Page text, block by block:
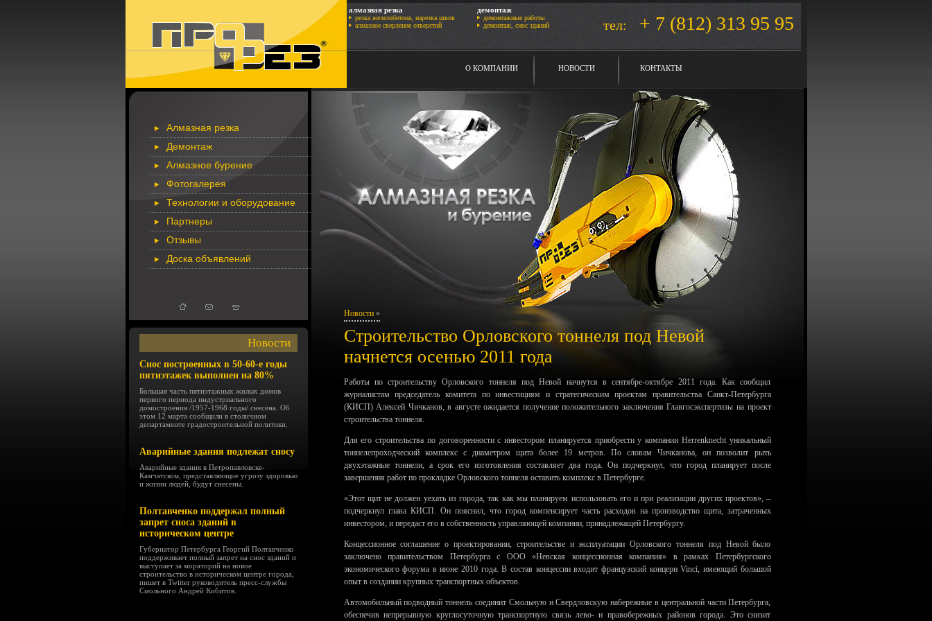
алмазная резка
резка железобетона, нарезка швов
алмазное сверление отверстий
демонтаж
демонтажные работы
демонтаж, снос зданий
тел: + 7 (812) 313 95 95
О КОМПАНИИ НОВОСТИ КОНТАКТЫ
Алмазная резка
Демонтаж
Алмазное бурение
Фотогалерея
Технологии и оборудование
Партнеры
Отзывы
Доска объявлений
Новости
Снос построенных в 50-60-е годы
пятиэтажек выполнен на 80%
Большая часть пятиэтажных жилых домов
первого периода индустриального
домостроения /1957-1968 годы/ снесена. Об
этом 12 марта сообщили в столичном
департаменте градостроительной политики.
Аварийные здания подлежат сносу
Аварийные здания в Петропавловске-
Камчатском, представляющие угрозу здоровью
и жизни людей, будут снесены.
Полтавченко поддержал полный
запрет сноса зданий в
историческом центре
Губернатор Петербурга Георгий Полтавченко
поддерживает полный запрет на снос зданий и
выступает за мораторий на новое
строительство в историческом центре города,
пишет в Twitter руководитель пресс-службы
Смольного Андрей Кибитов.
Новости»
Строительство Орловского тоннеля под Невой
начнется осенью 2011 года
Работы по строительству Орловского тоннеля под Невой начнутся в сентябре-октябре 2011 года. Как сообщил
журналистам председатель комитета по инвестициям и стратегическим проектам правительства Санкт-Петербурга
(КИСП) Алексей Чичканов, в августе ожидается получение положительного заключения Главгосэкспертизы на проект
строительства тоннеля.
Для его строительства по договоренности с инвестором планируется приобрести у компании Herrenknecht уникальный
тоннелепроходческий комплекс с диаметром щита более 19 метров. По словам Чичканова, он позволит рыть
двухэтажные тоннели, а срок его изготовления составляет два года. Он подчеркнул, что город планирует после
завершения работ по прокладке Орловского тоннеля оставить комплекс в Петербурге.
«Этот щит не должен уехать из города, так как мы планируем использовать его и при реализации других проектов», –
подчеркнул глава КИСП. Он пояснил, что город компенсирует часть расходов на производство щита, затраченных
инвестором, и передаст его в собственность управляющей компании, принадлежащей Петербургу.
Концессионное соглашение о проектировании, строительстве и эксплуатации Орловского тоннеля под Невой было
заключено правительством Петербурга с ООО «Невская концессионная компания» в рамках Петербургского
экономического форума в июне 2010 года. В состав концессии входит французский концерн Vinci, имеющий большой
опыт в создании крупных транспортных объектов.
Автомобильный подводный тоннель соединит Смольную и Свердловскую набережные в центральной части Петербурга,
обеспечив непрерывную круглосуточную транспортную связь лево- и правобережных районов города. Это снизит